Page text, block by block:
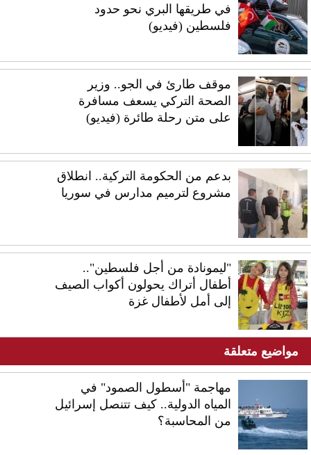
في طريقها البري نحو حدود
فلسطين (فيديو)
موقف طارئ في الجو.. وزير
الصحة التركي يسعف مسافرة
على متن رحلة طائرة (فيديو)
بدعم من الحكومة التركية.. انطلاق
مشروع لترميم مدارس في سوريا
"ليمونادة من أجل فلسطين"..
أطفال أتراك يحولون أكواب الصيف
إلى أمل لأطفال غزة
مواضيع متعلقة
مهاجمة "أسطول الصمود" في
المياه الدولية.. كيف تتنصل إسرائيل
من المحاسبة؟